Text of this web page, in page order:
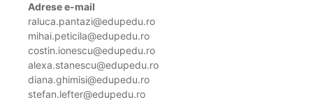
Adrese e-mail
raluca.pantazi@edupedu.ro
mihai.peticila@edupedu.ro
costin.ionescu@edupedu.ro
alexa.stanescu@edupedu.ro
diana.ghimisi@edupedu.ro
stefan.lefter@edupedu.ro